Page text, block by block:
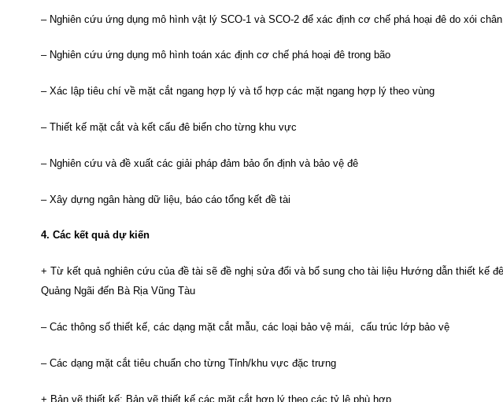
– Nghiên cứu ứng dụng mô hình vật lý SCO-1 và SCO-2 để xác định cơ chế phá hoại đê do xói
– Nghiên cứu ứng dụng mô hình toán xác định cơ chế phá hoại đê trong bão
– Xác lập tiêu chí về mặt cắt ngang hợp lý và tổ hợp các mặt ngang hợp lý theo vùng
– Thiết kế mặt cắt và kết cấu đê biển cho từng khu vực
– Nghiên cứu và đề xuất các giải pháp đảm bảo ổn định và bảo vệ đê
– Xây dựng ngân hàng dữ liệu, báo cáo tổng kết đề tài
4. Các kết quả dự kiến
+ Từ kết quả nghiên cứu của đề tài sẽ đề nghị sửa đổi và bổ sung cho tài liệu Hướng dẫn thiết kế
Quảng Ngãi đến Bà Rịa Vũng Tàu
– Các thông số thiết kế, các dạng mặt cắt mẫu, các loại bảo vệ mái, cấu trúc lớp bảo vệ
– Các dạng mặt cắt tiêu chuẩn cho từng Tỉnh/khu vực đặc trưng
+ Bản vẽ thiết kế: Bản vẽ thiết kế các mặt cắt hợp lý theo các tỷ lệ phù hợp